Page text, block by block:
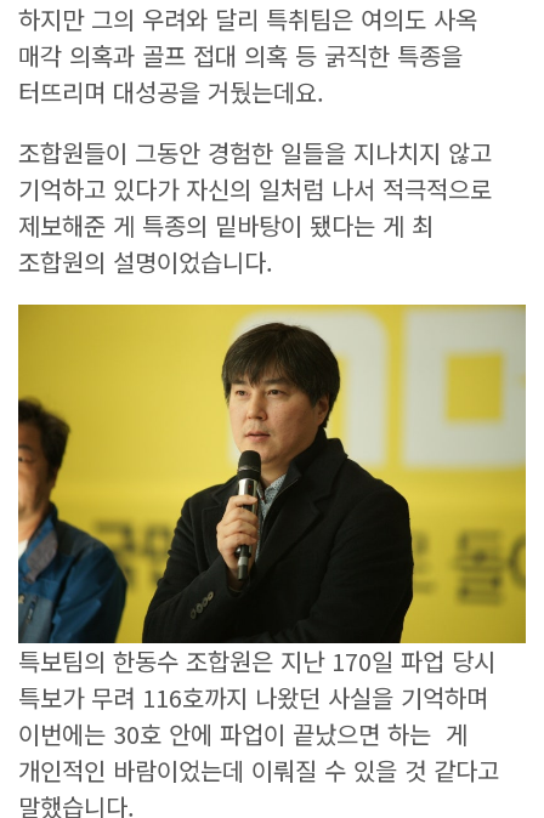
하지만 그의 우려와 달리 특취팀은 여의도 사옥
매각 의혹과 골프 접대 의혹 등 굵직한 특종을
터뜨리며 대성공을 거뒀는데요.
조합원들이 그동안 경험한 일들을 지나치지 않고
기억하고 있다가 자신의 일처럼 나서 적극적으로
제보해준 게 특종의 밑바탕이 됐다는 게 최
조합원의 설명이었습니다.
특보팀의 한동수 조합원은 지난 170일 파업 당시
특보가 무려 116호까지 나왔던 사실을 기억하며
이번에는 30호 안에 파업이 끝났으면 하는 게
개인적인 바람이었는데 이뤄질 수 있을 것 같다고
말했습니다.